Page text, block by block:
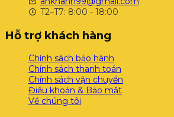
T2–T7: 8:00 - 18:00
Hỗ trợ khách hàng
Chính sách bảo hành
Chính sách thanh toán
Chính sách vận chuyển
Điều khoản & Bảo mật
Về chúng tôi